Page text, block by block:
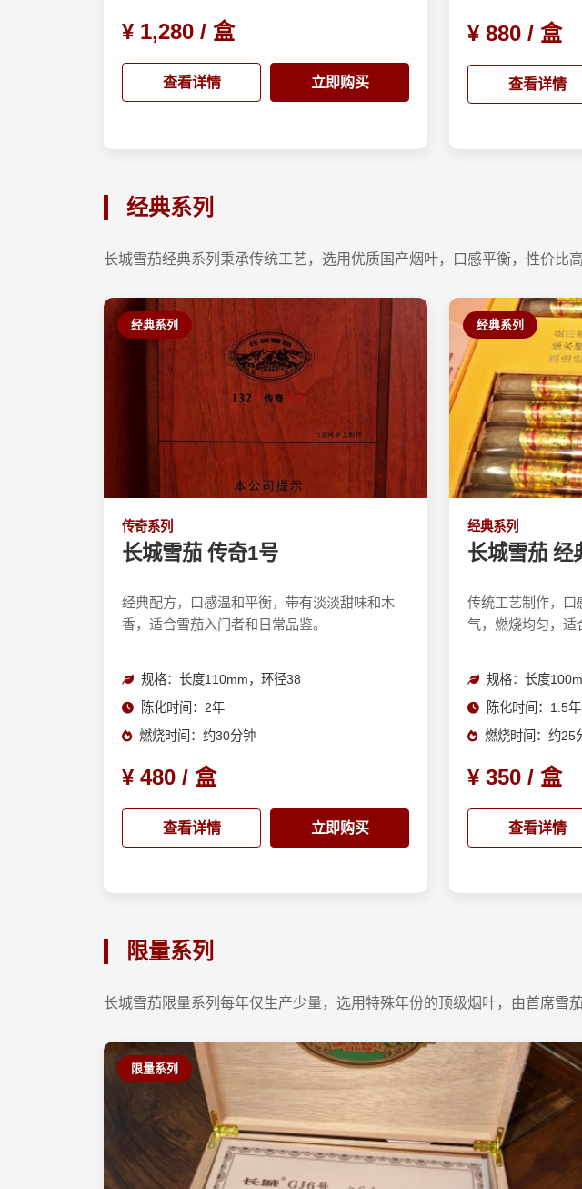
¥ 1,280 / 盒
查看详情 立即购买
¥ 880 / 盒
查看详情
经典系列
长城雪茄经典系列秉承传统工艺，选用优质国产烟叶，口感平衡，性价比
经典系列
传奇系列
长城雪茄 传奇1号
经典配方，口感温和平衡，带有淡淡甜味和木
香，适合雪茄入门者和日常品鉴。
规格：长度110mm，环径38
陈化时间：2年
燃烧时间：约30分钟
¥ 480 / 盒
查看详情 立即购买
经典系列
经典系列
长城雪茄 经
传统工艺制作，口
气，燃烧均匀，适
规格：长度
陈化时间：1.5年
燃烧时间：约25
¥ 350 / 盒
查看详情
限量系列
长城雪茄限量系列每年仅生产少量，选用特殊年份的顶级烟叶，由首席雪
限量系列